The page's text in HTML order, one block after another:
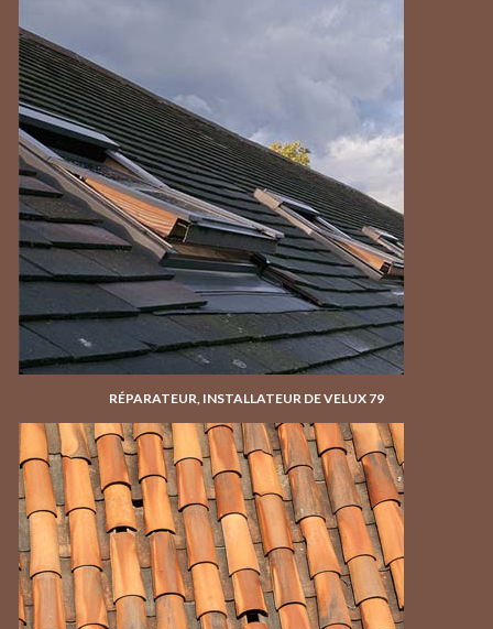
RÉPARATEUR, INSTALLATEUR DE VELUX 79